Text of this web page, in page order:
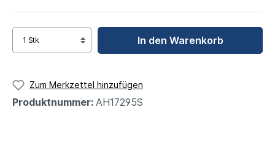
In den Warenkorb
Zum Merkzettel hinzufügen
Produktnummer: AH17295S